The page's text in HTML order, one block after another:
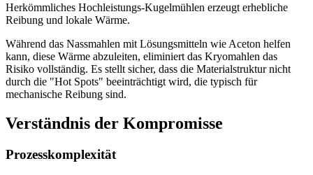
Herkömmliches Hochleistungs-Kugelmühlen erzeugt erhebliche
Reibung und lokale Wärme.
Während das Nassmahlen mit Lösungsmitteln wie Aceton helfen
kann, diese Wärme abzuleiten, eliminiert das Kryomahlen das
Risiko vollständig. Es stellt sicher, dass die Materialstruktur nicht
durch die "Hot Spots" beeinträchtigt wird, die typisch für
mechanische Reibung sind.
Verständnis der Kompromisse
Prozesskomplexität